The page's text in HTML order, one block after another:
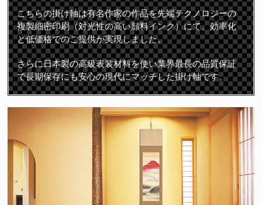
こちらの掛け軸は有名作家の作品を先端テクノロジーの
複製細密印刷（対光性の高い顔料インク）にて、効率化
と低価格でのご提供が実現しました。
さらに日本製の高級表装材料を使い業界最長の品質保証
で長期保存にも安心の現代にマッチした掛け軸です。